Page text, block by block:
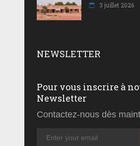
3 juillet 2026
NEWSLETTER
Pour vous inscrire à
Newsletter
Contactez-nous dès